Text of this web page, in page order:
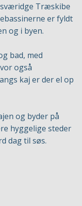
Træskibe
er fyldt
og i byen.
bad, med
også
kaj er der el op
og byder på
hyggelige steder
dag til søs.